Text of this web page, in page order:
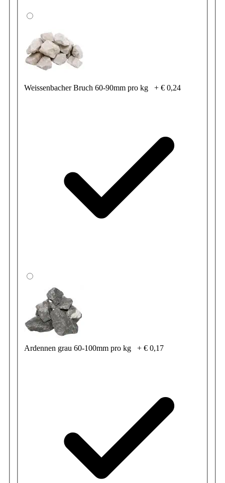
Weissenbacher Bruch 60-90mm pro kg + € 0,24
Ardennen grau 60-100mm pro kg + € 0,17